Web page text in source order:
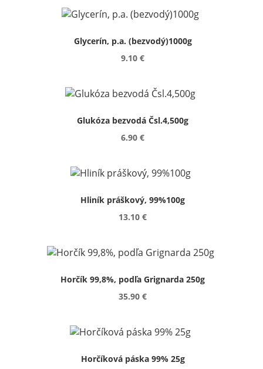
Glycerín, p.a. (bezvodý)1000g
9.10 €
Glukóza bezvodá Čsl.4,500g
6.90 €
Hliník práškový, 99%100g
13.10 €
Horčík 99,8%, podľa Grignarda 250g
35.90 €
Horčíková páska 99% 25g